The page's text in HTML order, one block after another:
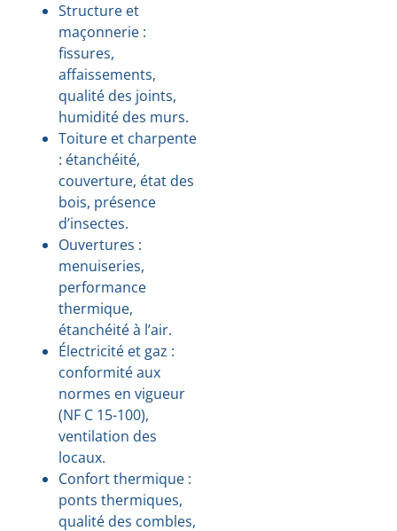
Structure et
maçonnerie :
fissures,
affaissements,
qualité des joints,
humidité des murs.
Toiture et charpente
: étanchéité,
couverture, état des
bois, présence
d’insectes.
Ouvertures :
menuiseries,
performance
thermique,
étanchéité à l’air.
Électricité et gaz :
conformité aux
normes en vigueur
(NF C 15-100),
ventilation des
locaux.
Confort thermique :
ponts thermiques,
qualité des combles,